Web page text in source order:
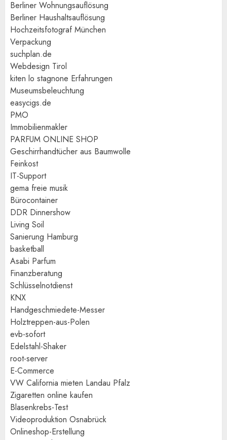
Berliner Wohnungsauflösung
Berliner Haushaltsauflösung
Hochzeitsfotograf München
Verpackung
suchplan.de
Webdesign Tirol
kiten lo stagnone Erfahrungen
Museumsbeleuchtung
easycigs.de
PMO
Immobilienmakler
PARFUM ONLINE SHOP
Geschirrhandtücher aus Baumwolle
Feinkost
IT-Support
gema freie musik
Bürocontainer
DDR Dinnershow
Living Soil
Sanierung Hamburg
basketball
Asabi Parfum
Finanzberatung
Schlüsselnotdienst
KNX
Handgeschmiedete-Messer
Holztreppen-aus-Polen
evb-sofort
Edelstahl-Shaker
root-server
E-Commerce
VW California mieten Landau Pfalz
Zigaretten online kaufen
Blasenkrebs-Test
Videoproduktion Osnabrück
Onlineshop-Erstellung